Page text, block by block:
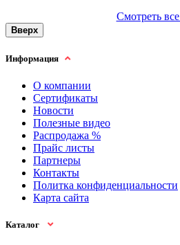
Смотреть все
Вверх
Информация
О компании
Сертификаты
Новости
Полезные видео
Распродажа %
Прайс листы
Партнеры
Контакты
Политка конфиденциальности
Карта сайта
Каталог